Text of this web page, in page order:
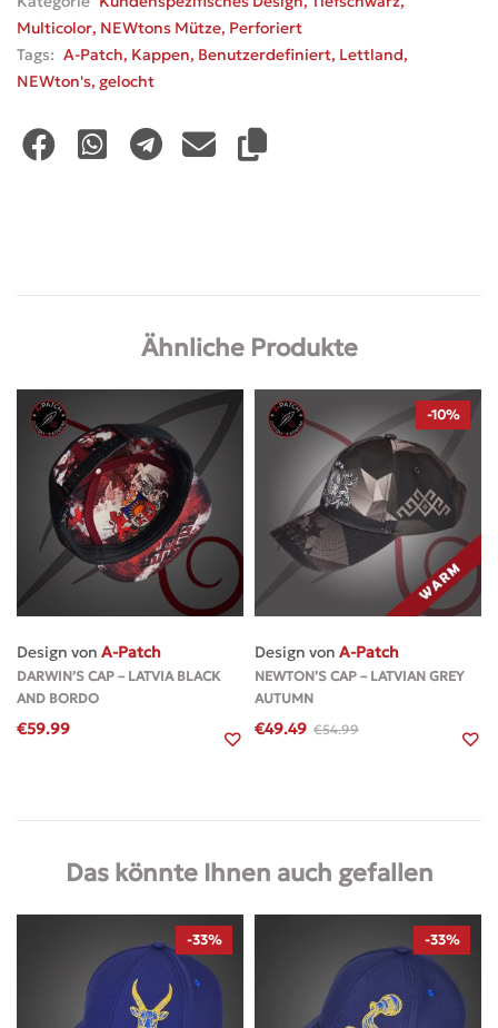
Multicolor, NEWtons Mütze, Perforiert
Tags: A-Patch, Kappen, Benutzerdefiniert, Lettland,
NEWton's, gelocht
Ähnliche Produkte
Design von A-Patch
DARWIN’S CAP – LATVIA BLACK
AND BORDO
€59.99
-10%
Design von A-Patch
NEWTON’S CAP – LATVIAN GREY
AUTUMN
€54.99
€49.49
Das könnte Ihnen auch gefallen
-33% -33%